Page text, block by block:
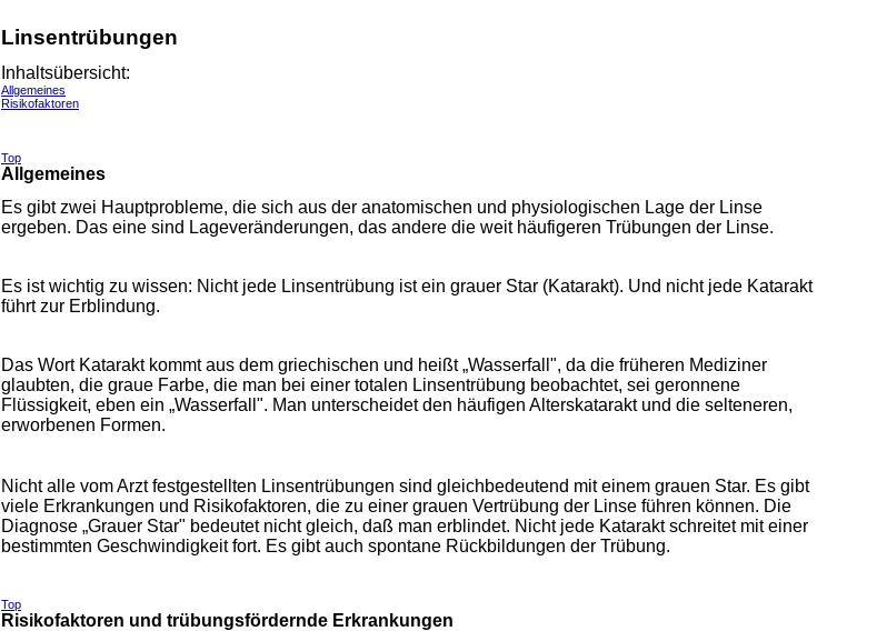
Linsentrübungen
Inhaltsübersicht:
Allgemeines
Risikofaktoren
Top
Allgemeines
Es gibt zwei Hauptprobleme, die sich aus der anatomischen und physiologischen Lage der Linse
ergeben. Das eine sind Lageveränderungen, das andere die weit häufigeren Trübungen der Linse.
Es ist wichtig zu wissen: Nicht jede Linsentrübung ist ein grauer Star (Katarakt). Und nicht jede Katarakt
führt zur Erblindung.
Das Wort Katarakt kommt aus dem griechischen und heißt „Wasserfall", da die früheren Mediziner
glaubten, die graue Farbe, die man bei einer totalen Linsentrübung beobachtet, sei geronnene
Flüssigkeit, eben ein „Wasserfall". Man unterscheidet den häufigen Alterskatarakt und die selteneren,
erworbenen Formen.
Nicht alle vom Arzt festgestellten Linsentrübungen sind gleichbedeutend mit einem grauen Star. Es gibt
viele Erkrankungen und Risikofaktoren, die zu einer grauen Vertrübung der Linse führen können. Die
Diagnose „Grauer Star" bedeutet nicht gleich, daß man erblindet. Nicht jede Katarakt schreitet mit einer
bestimmten Geschwindigkeit fort. Es gibt auch spontane Rückbildungen der Trübung.
Top
Risikofaktoren und trübungsfördernde Erkrankungen